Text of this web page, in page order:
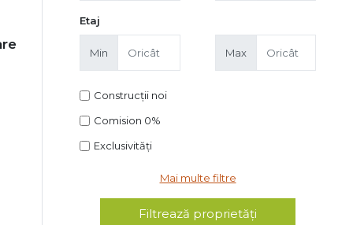
Etaj
Min Max
Construcții noi
Comision 0%
Exclusivități
Mai multe filtre